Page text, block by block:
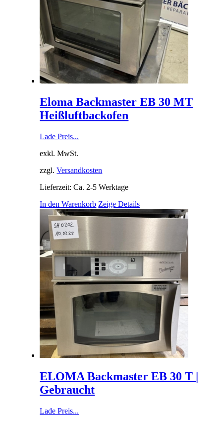
Eloma Backmaster EB 30 MT
Heißluftbackofen
Lade Preis...
exkl. MwSt.
zzgl.Versandkosten
Lieferzeit: Ca. 2-5 Werktage
In den Warenkorb Zeige Details
ELOMA Backmaster EB 30 T |
Gebraucht
Lade Preis...